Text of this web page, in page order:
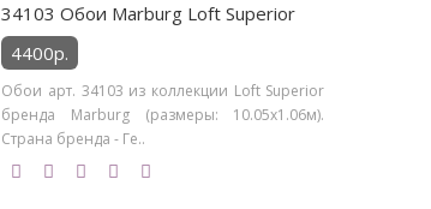
34103 Обои Marburg Loft Superior
4400р.
Обои арт. 34103 из коллекции Loft Superior
бренда Marburg (размеры: 10.05х1.06м).
Страна бренда - Ге..